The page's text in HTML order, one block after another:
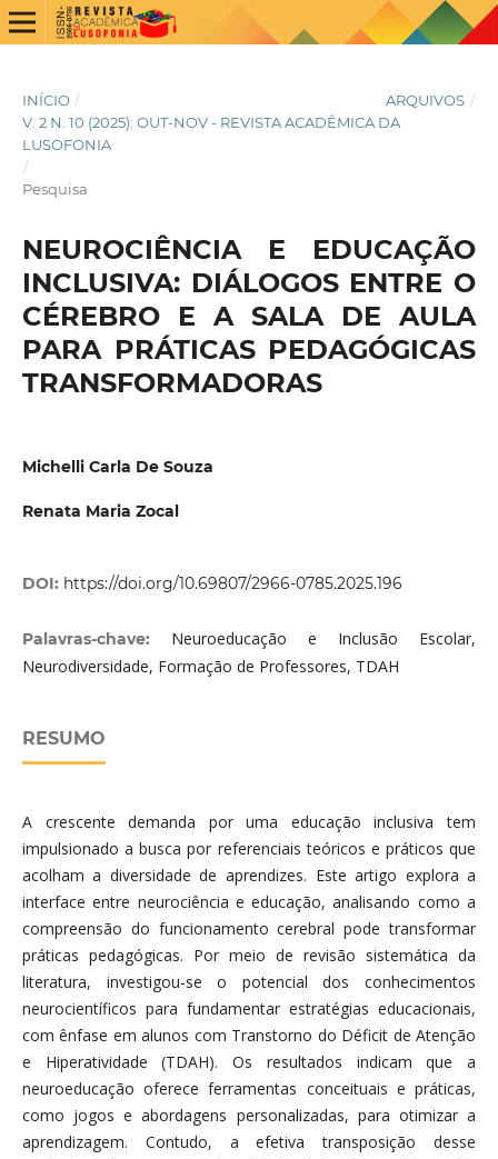
INÍCIO / ARQUIVOS /
V. 2 N. 10 (2025): OUT-NOV - REVISTA ACADÊMICA DA
LUSOFONIA
/
Pesquisa
NEUROCIÊNCIA E EDUCAÇÃO
INCLUSIVA: DIÁLOGOS ENTRE O
CÉREBRO E A SALA DE AULA
PARA PRÁTICAS PEDAGÓGICAS
TRANSFORMADORAS
Michelli Carla De Souza
Renata Maria Zocal
DOI: https://doi.org/10.69807/2966-0785.2025.196
Palavras-chave: Neuroeducação e Inclusão Escolar,
Neurodiversidade, Formação de Professores, TDAH
RESUMO
A crescente demanda por uma educação inclusiva tem
impulsionado a busca por referenciais teóricos e práticos que
acolham a diversidade de aprendizes. Este artigo explora a
interface entre neurociência e educação, analisando como a
compreensão do funcionamento cerebral pode transformar
práticas pedagógicas. Por meio de revisão sistemática da
literatura, investigou-se o potencial dos conhecimentos
neurocientíficos para fundamentar estratégias educacionais,
com ênfase em alunos com Transtorno do Déficit de Atenção
e Hiperatividade (TDAH). Os resultados indicam que a
neuroeducação oferece ferramentas conceituais e práticas,
como jogos e abordagens personalizadas, para otimizar a
aprendizagem. Contudo, a efetiva transposição desse